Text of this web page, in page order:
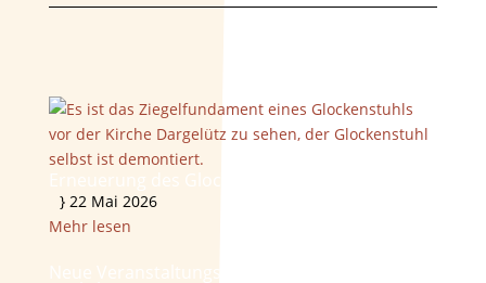
}22 Mai 2026
Mehr lesen